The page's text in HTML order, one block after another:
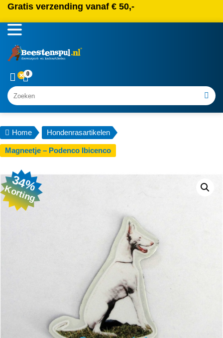
Gratis verzending vanaf € 50,-
0
Zoeken
Home Hondenrasartikelen
Magneetje – Podenco Ibicenco
34%
Korting